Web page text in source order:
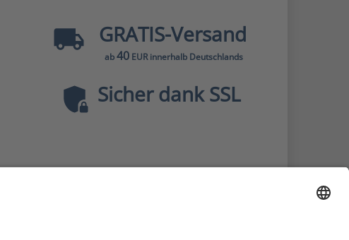
GRATIS-Versand
ab40EUR innerhalb Deutschlands
Sicher dank SSL